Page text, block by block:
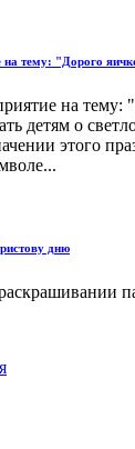
на тему: "Дорого
на тему:
детям о
этого
дню